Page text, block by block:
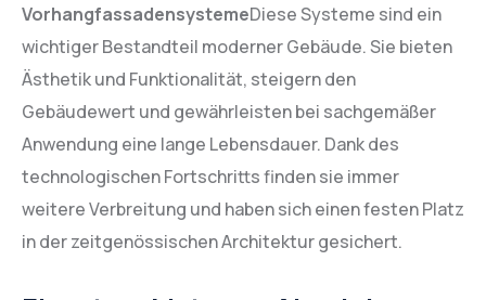
VorhangfassadensystemeDiese Systeme sind ein
wichtiger Bestandteil moderner Gebäude. Sie bieten
Ästhetik und Funktionalität, steigern den
Gebäudewert und gewährleisten bei sachgemäßer
Anwendung eine lange Lebensdauer. Dank des
technologischen Fortschritts finden sie immer
weitere Verbreitung und haben sich einen festen Platz
in der zeitgenössischen Architektur gesichert.